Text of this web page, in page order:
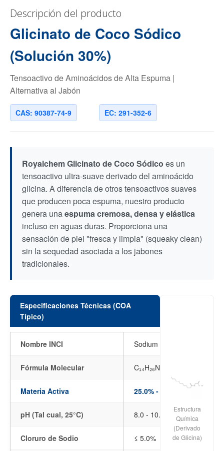
Descripción del producto
Glicinato de Coco Sódico
(Solución 30%)
Tensoactivo de Aminoácidos de Alta Espuma |
Alternativa al Jabón
CAS: 90387-74-9 EC: 291-352-6
Royalchem Glicinato de Coco Sódico es un
tensoactivo ultra-suave derivado del aminoácido
glicina. A diferencia de otros tensoactivos suaves
que producen poca espuma, nuestro producto
genera unaespuma cremosa, densa y elástica
incluso en aguas duras. Proporciona una
sensación de piel "fresca y limpia" (squeaky clean)
sin la sequedad asociada a los jabones
tradicionales.
Especificaciones Técnicas (COA
Típico)
Nombre INCI Sodium Cocoyl Glycinate
Fórmula Molecular C₁₄H₂₆NNaO₃
Materia Activa 25.0% - 30.0%
pH (Tal cual, 25°C) 8.0 - 10.5
Cloruro de Sodio ≤ 5.0%
Estructura
Química
(Derivado
de Glicina)